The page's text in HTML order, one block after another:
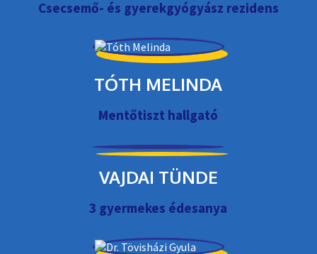
Csecsemő- és gyerekgyógyász rezidens
TÓTH MELINDA
Mentőtiszt hallgató
VAJDAI TÜNDE
3 gyermekes édesanya